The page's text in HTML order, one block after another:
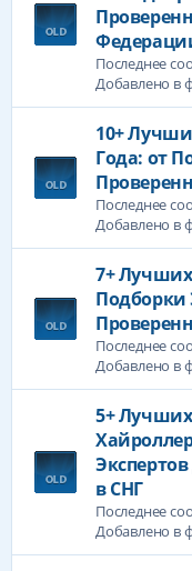
Последнее
Добавлено в
10+
Года: от
Последнее
Добавлено в
7+
Подборки
Последнее
Добавлено в
5+
в СНГ
Последнее
Добавлено в